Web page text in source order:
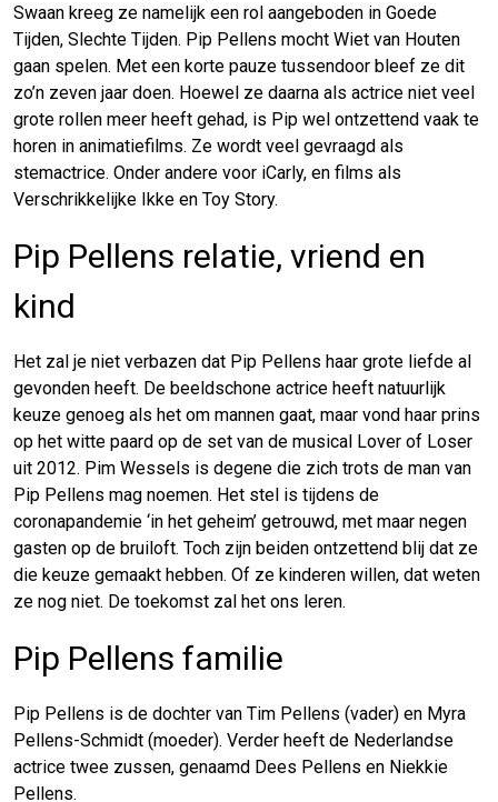
Swaan kreeg ze namelijk een rol aangeboden in Goede
Tijden, Slechte Tijden. Pip Pellens mocht Wiet van Houten
gaan spelen. Met een korte pauze tussendoor bleef ze dit
zo’n zeven jaar doen. Hoewel ze daarna als actrice niet veel
grote rollen meer heeft gehad, is Pip wel ontzettend vaak te
horen in animatiefilms. Ze wordt veel gevraagd als
stemactrice. Onder andere voor iCarly, en films als
Verschrikkelijke Ikke en Toy Story.
Pip Pellens relatie, vriend en
kind
Het zal je niet verbazen dat Pip Pellens haar grote liefde al
gevonden heeft. De beeldschone actrice heeft natuurlijk
keuze genoeg als het om mannen gaat, maar vond haar prins
op het witte paard op de set van de musical Lover of Loser
uit 2012. Pim Wessels is degene die zich trots de man van
Pip Pellens mag noemen. Het stel is tijdens de
coronapandemie ‘in het geheim’ getrouwd, met maar negen
gasten op de bruiloft. Toch zijn beiden ontzettend blij dat ze
die keuze gemaakt hebben. Of ze kinderen willen, dat weten
ze nog niet. De toekomst zal het ons leren.
Pip Pellens familie
Pip Pellens is de dochter van Tim Pellens (vader) en Myra
Pellens-Schmidt (moeder). Verder heeft de Nederlandse
actrice twee zussen, genaamd Dees Pellens en Niekkie
Pellens.